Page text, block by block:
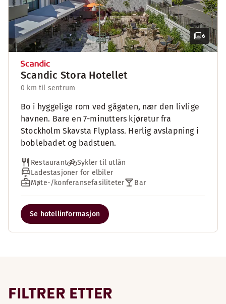
6
Scandic Stora Hotellet
0 km til sentrum
Bo i hyggelige rom ved gågaten, nær den livlige
havnen. Bare en 7-minutters kjøretur fra
Stockholm Skavsta Flyplass. Herlig avslapning i
boblebadet og badstuen.
Restaurant
Sykler til utlån
Ladestasjoner for elbiler
Møte-/konferansefasiliteter
Bar
Se hotellinformasjon
FILTRER ETTER